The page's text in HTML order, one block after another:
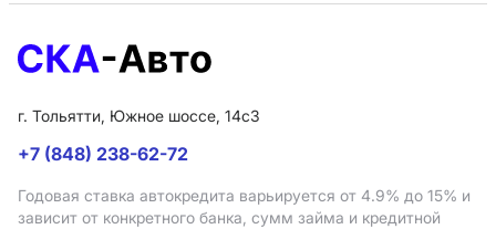
г. Тольятти, Южное шоссе, 14с3
+7 (848) 238-62-72
Годовая ставка автокредита варьируется от 4.9% до 15% и
зависит от конкретного банка, сумм займа и кредитной